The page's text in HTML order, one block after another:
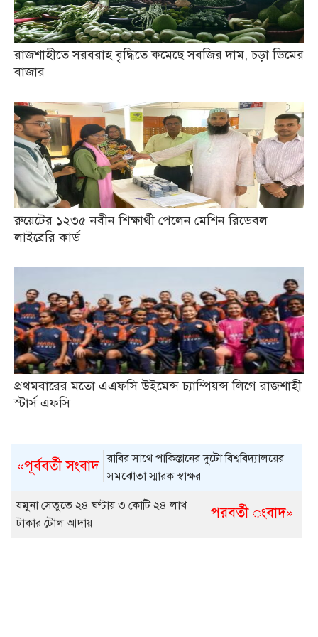
রাজশাহীতে সরবরাহ বৃদ্ধিতে কমেছে সবজির দাম, চড়া ডিমের
বাজার
রুয়েটের ১২৩৫ নবীন শিক্ষার্থী পেলেন মেশিন রিডেবল
লাইব্রেরি কার্ড
প্রথমবারের মতো এএফসি উইমেন্স চ্যাম্পিয়ন্স লিগে রাজশাহী
স্টার্স এফসি
«পূর্ববর্তী সংবাদ রাবির সাথে পাকিস্তানের দুটো বিশ্ববিদ্যালয়ের
সমঝোতা স্মারক স্বাক্ষর
পরবর্তী ংবাদ»
যমুনা সেতুতে ২৪ ঘণ্টায় ৩ কোটি ২৪ লাখ
টাকার টোল আদায়